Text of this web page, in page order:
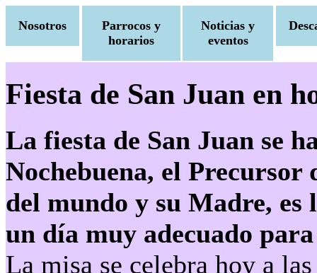
Nosotros
Parrocos y
horarios
Noticias y
eventos
Fiesta de San Juan en
La fiesta de San Juan se
Nochebuena, el Precursor
del mundo y su Madre,
un día muy adecuado
La misa se celebra hoy a